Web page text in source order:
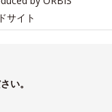
サイト
い。